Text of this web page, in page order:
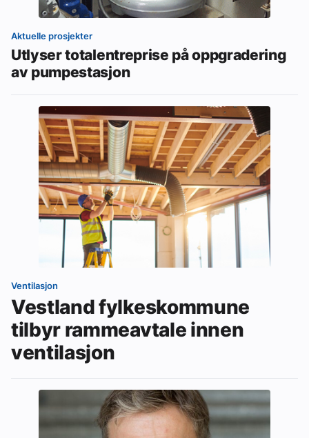
Aktuelle prosjekter
Utlyser totalentreprise på oppgradering
av pumpestasjon
Ventilasjon
Vestland fylkeskommune
tilbyr rammeavtale innen
ventilasjon